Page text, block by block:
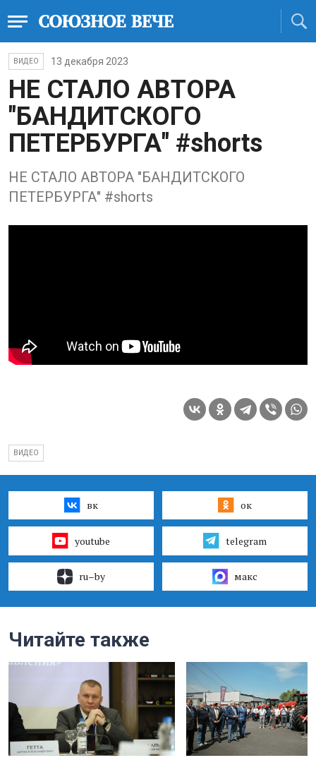
ВИДЕО 13 декабря 2023
НЕ СТАЛО АВТОРА
"БАНДИТСКОГО
ПЕТЕРБУРГА" #shorts
НЕ СТАЛО АВТОРА "БАНДИТСКОГО
ПЕТЕРБУРГА" #shorts
ВИДЕО
вк ок
youtube telegram
ru–by макс
Читайте также